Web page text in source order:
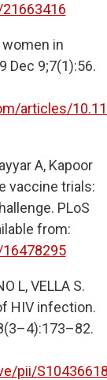
women in
Dec 9;7(1):56.
articles/
A, Kapoor
vaccine trials:
PLoS
from:
L, VELLA S.
HIV infection.
pii/